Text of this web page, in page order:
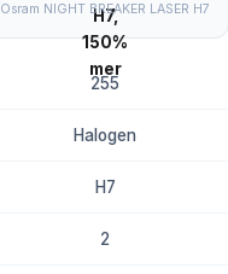
Osram NIGHT BREAKER LASER H7
255
Halogen
H7
2